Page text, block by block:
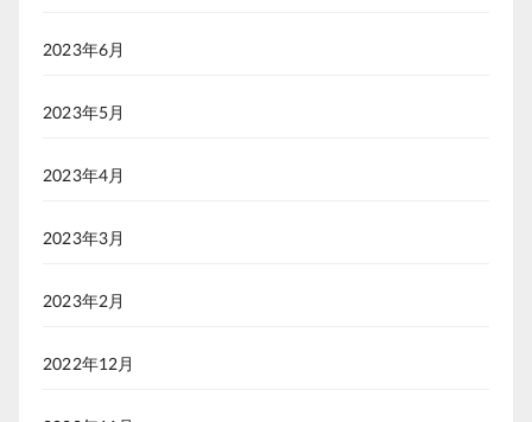
2023年6月
2023年5月
2023年4月
2023年3月
2023年2月
2022年12月